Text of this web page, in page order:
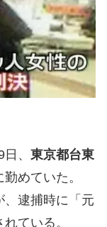
、 東京都台東
めていた。
、逮捕時に「元
ている。